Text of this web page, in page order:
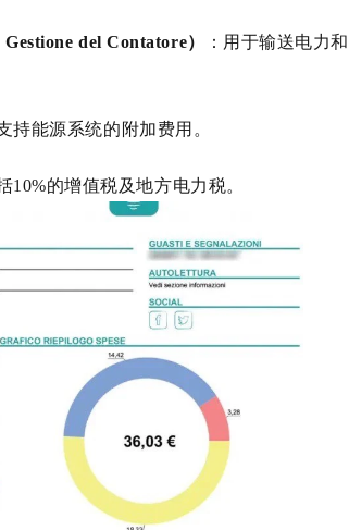
del Contatore）
：用于输送电力和
持能源系统的附加费用。
10%的增值税及地方电力税。